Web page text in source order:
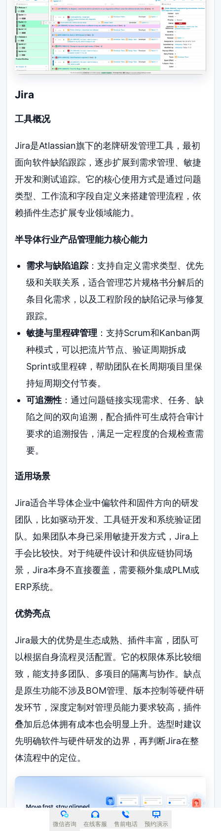
Jira
工具概况
Jira是Atlassian旗下的老牌研发管理工具，最初
面向软件缺陷跟踪，逐步扩展到需求管理、敏捷
开发和测试追踪。它的核心使用方式是通过问题
类型、工作流和字段自定义来搭建管理流程，依
赖插件生态扩展专业领域能力。
半导体行业产品管理能力核心能力
需求与缺陷追踪：支持自定义需求类型、优先
级和关联关系，适合管理芯片规格书分解后的
条目化需求，以及工程阶段的缺陷记录与修复
跟踪。
敏捷与里程碑管理 ：支持Scrum和Kanban两
种模式，可以把流片节点、验证周期拆成
Sprint或里程碑，帮助团队在长周期项目里保
持短周期交付节奏。
可追溯性：通过问题链接实现需求、任务、缺
陷之间的双向追溯，配合插件可生成符合审计
要求的追溯报告，满足一定程度的合规检查需
要。
适用场景
Jira适合半导体企业中偏软件和固件方向的研发
团队，比如驱动开发、工具链开发和系统验证团
队。如果团队本身已采用敏捷开发方式，Jira上
手会比较快。对于纯硬件设计和供应链协同场
景，Jira本身不直接覆盖，需要额外集成PLM或
ERP系统。
优势亮点
Jira最大的优势是生态成熟、插件丰富，团队可
以根据自身流程灵活配置。它的权限体系比较细
致，能支持多团队、多项目的隔离与协作。缺点
是原生功能不涉及BOM管理、版本控制等硬件研
发环节，深度定制对管理员能力要求较高，插件
叠加后总体拥有成本也会明显上升。选型时建议
先明确软件与硬件研发的边界，再判断Jira在整
体流程中的定位。
微信咨询 在线客服 售前电话 预约演示